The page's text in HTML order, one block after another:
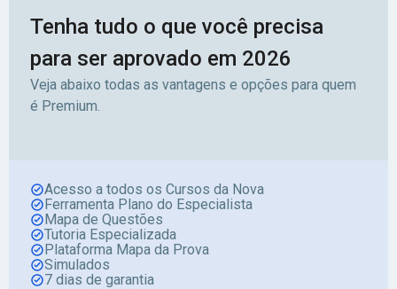
Tenha tudo o que você precisa
para ser aprovado em 2026
Veja abaixo todas as vantagens e opções para quem
é Premium.
Acesso a todos os Cursos da Nova
Ferramenta Plano do Especialista
Mapa de Questões
Tutoria Especializada
Plataforma Mapa da Prova
Simulados
7 dias de garantia